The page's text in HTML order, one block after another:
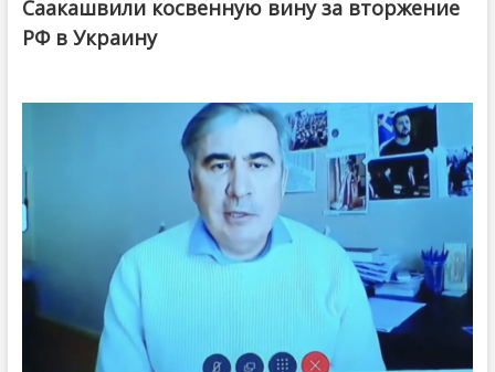
Саакашвили косвенную вину за вторжение
РФ в Украину